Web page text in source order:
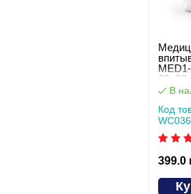
60×90
В
Код
399.0